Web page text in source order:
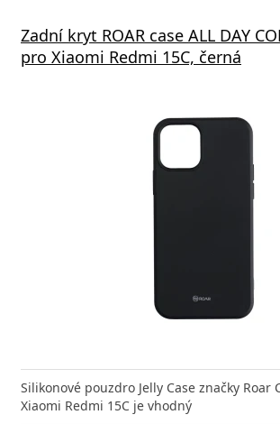
Zadní kryt ROAR case ALL DAY
pro Xiaomi Redmi 15C, černá
Silikonové pouzdro Jelly Case značky Roar
Xiaomi Redmi 15C je vhodný